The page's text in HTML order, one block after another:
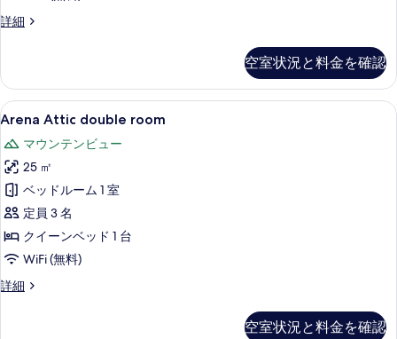
写
表
示
す
る
詳細
Attic
詳
細
空室状況と料金を確認
Arena
Attic
double
room
の
す
べ
て
の
Arena Attic double room | ミニバー
7
Arena Attic double room
マウンテンビュー
25 ㎡
ベッドルーム 1 室
定員 3 名
クイーンベッド 1 台
WiFi (無料)
詳細
Arena
空室状況と料金を確認